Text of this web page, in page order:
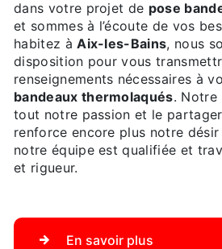
dans votre projet de pose
et sommes à l’écoute de vos
habitez àAix-les-Bains, nous
disposition pour vous
renseignements nécessaires à
bandeaux thermolaqués. Notre
tout notre passion et le
renforce encore plus notre
notre équipe est qualifiée et
et rigueur.
En savoir plus